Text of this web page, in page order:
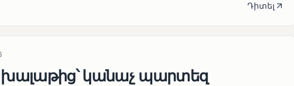
Դիտել
կանաչ պարտեզ